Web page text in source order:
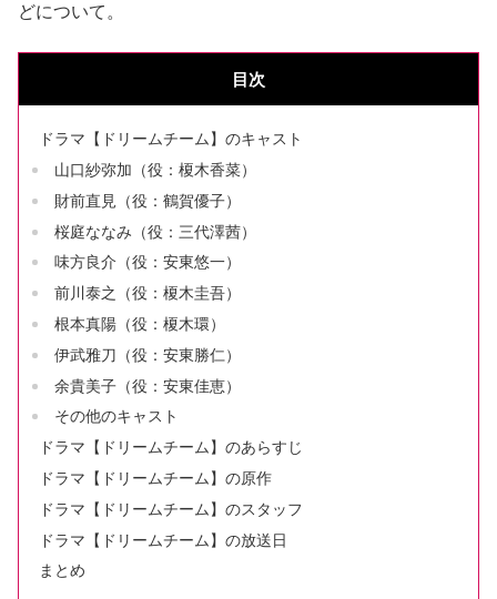
どについて。
目次
ドラマ【ドリームチーム】のキャスト
山口紗弥加（役：榎木香菜）
財前直見（役：鶴賀優子）
桜庭ななみ（役：三代澤茜）
味方良介（役：安東悠一）
前川泰之（役：榎木圭吾）
根本真陽（役：榎木環）
伊武雅刀（役：安東勝仁）
余貴美子（役：安東佳恵）
その他のキャスト
ドラマ【ドリームチーム】のあらすじ
ドラマ【ドリームチーム】の原作
ドラマ【ドリームチーム】のスタッフ
ドラマ【ドリームチーム】の放送日
まとめ